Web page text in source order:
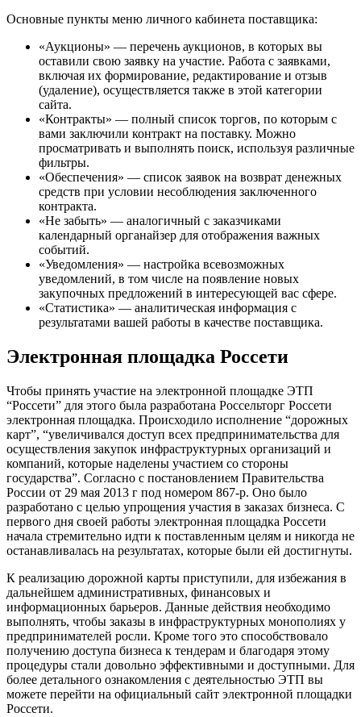
Основные пункты меню личного кабинета поставщика:
«Аукционы» — перечень аукционов, в которых вы
оставили свою заявку на участие. Работа с заявками,
включая их формирование, редактирование и отзыв
(удаление), осуществляется также в этой категории
сайта.
«Контракты» — полный список торгов, по которым с
вами заключили контракт на поставку. Можно
просматривать и выполнять поиск, используя различные
фильтры.
«Обеспечения» — список заявок на возврат денежных
средств при условии несоблюдения заключенного
контракта.
«Не забыть» — аналогичный с заказчиками
календарный органайзер для отображения важных
событий.
«Уведомления» — настройка всевозможных
уведомлений, в том числе на появление новых
закупочных предложений в интересующей вас сфере.
«Статистика» — аналитическая информация с
результатами вашей работы в качестве поставщика.
Электронная площадка Россети
Чтобы принять участие на электронной площадке ЭТП
“Россети” для этого была разработана Россельторг Россети
электронная площадка. Происходило исполнение “дорожных
карт”, “увеличивался доступ всех предпринимательства для
осуществления закупок инфраструктурных организаций и
компаний, которые наделены участием со стороны
государства”. Согласно с постановлением Правительства
России от 29 мая 2013 г под номером 867-р. Оно было
разработано с целью упрощения участия в заказах бизнеса. С
первого дня своей работы электронная площадка Россети
начала стремительно идти к поставленным целям и никогда не
останавливалась на результатах, которые были ей достигнуты.
К реализацию дорожной карты приступили, для избежания в
дальнейшем административных, финансовых и
информационных барьеров. Данные действия необходимо
выполнять, чтобы заказы в инфраструктурных монополиях у
предпринимателей росли. Кроме того это способствовало
получению доступа бизнеса к тендерам и благодаря этому
процедуры стали довольно эффективными и доступными. Для
более детального ознакомления с деятельностью ЭТП вы
можете перейти на официальный сайт электронной площадки
Россети.